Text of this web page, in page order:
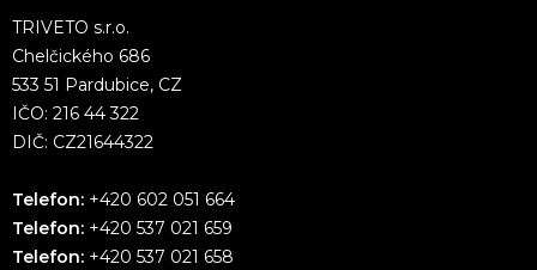
TRIVETO s.r.o.
Chelčického 686
533 51 Pardubice, CZ
IČO: 216 44 322
DIČ: CZ21644322
Telefon: +420 602 051 664
Telefon: +420 537 021 659
Telefon: +420 537 021 658